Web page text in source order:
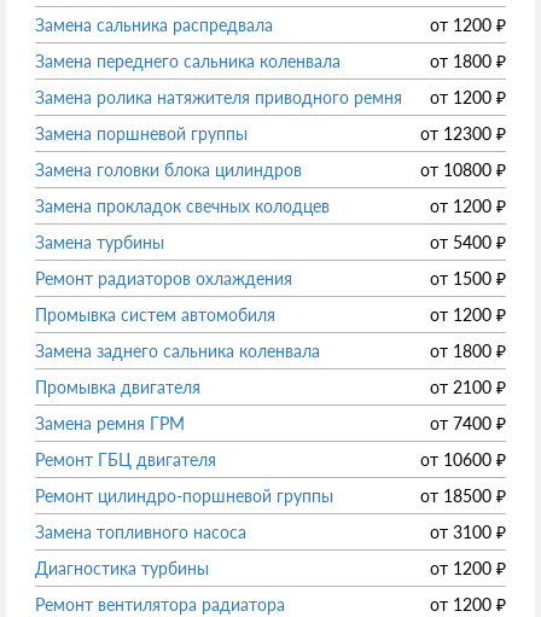
Замена сальника распредвала
от 1200 ₽
Замена переднего сальника коленвала
от 1800 ₽
Замена ролика натяжителя приводного ремня
от 1200 ₽
Замена поршневой группы
от 12300 ₽
Замена головки блока цилиндров
от 10800 ₽
Замена прокладок свечных колодцев
от 1200 ₽
Замена турбины
от 5400 ₽
Ремонт радиаторов охлаждения
от 1500 ₽
Промывка систем автомобиля
от 1200 ₽
Замена заднего сальника коленвала
от 1800 ₽
Промывка двигателя
от 2100 ₽
Замена ремня ГРМ
от 7400 ₽
Ремонт ГБЦ двигателя
от 10600 ₽
Ремонт цилиндро-поршневой группы
от 18500 ₽
Замена топливного насоса
от 3100 ₽
Диагностика турбины
от 1200 ₽
Ремонт вентилятора радиатора
от 1200 ₽